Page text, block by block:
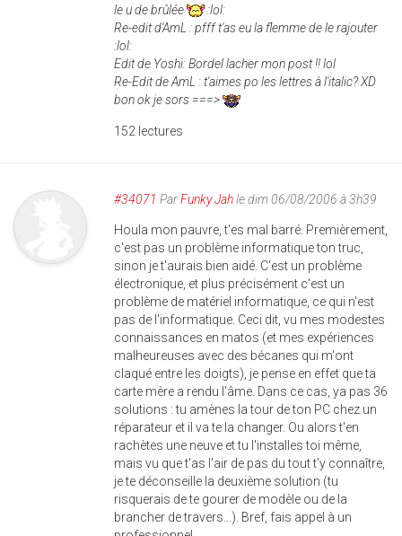
le u de brûlée
:lol:
Re-edit d'AmL : pfff t'as eu la flemme de le rajouter
:lol:
Edit de Yoshi: Bordel lacher mon post !! lol
Re-Edit de AmL : t'aimes po les lettres à l'italic? XD
bon ok je sors ===>
152 lectures
#34071 ParFunky Jahle dim 06/08/2006 à 3h39
Houla mon pauvre, t'es mal barré. Premièrement,
c'est pas un problème informatique ton truc,
sinon je t'aurais bien aidé. C'est un problème
électronique, et plus précisément c'est un
problème de matériel informatique, ce qui n'est
pas de l'informatique. Ceci dit, vu mes modestes
connaissances en matos (et mes expériences
malheureuses avec des bécanes qui m'ont
claqué entre les doigts), je pense en effet que ta
carte mère a rendu l'âme. Dans ce cas, ya pas 36
solutions : tu amènes la tour de ton PC chez un
réparateur et il va te la changer. Ou alors t'en
rachètes une neuve et tu l'installes toi même,
mais vu que t'as l'air de pas du tout t'y connaître,
je te déconseille la deuxième solution (tu
risquerais de te gourer de modèle ou de la
brancher de travers...). Bref, fais appel à un